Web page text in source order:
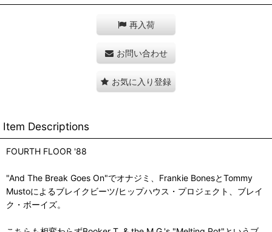
再入荷
お問い合わせ
お気に入り登録
Item Descriptions
FOURTH FLOOR '88
"And The Break Goes On"でオナジミ、Frankie BonesとTommy
Mustoによるブレイクビーツ/ヒップハウス・プロジェクト、ブレイ
ク・ボーイズ。